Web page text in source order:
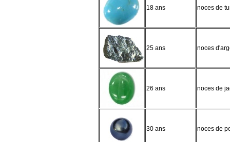
18 ans noces de
25 ans noces
26 ans noces de
30 ans noces de